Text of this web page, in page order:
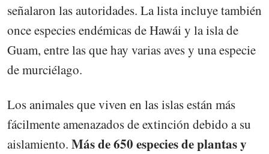
señalaron las autoridades. La lista incluye también
once especies endémicas de Hawái y la isla de
Guam, entre las que hay varias aves y una especie
de murciélago.
Los animales que viven en las islas están más
fácilmente amenazados de extinción debido a su
aislamiento. Más de 650 especies de plantas y